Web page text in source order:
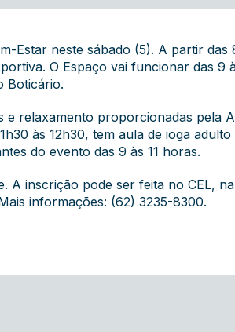
Estar neste sábado (5). A partir das
O Espaço vai funcionar das 9
Boticário.
e relaxamento proporcionadas pela
às 12h30, tem aula de ioga
do evento das 9 às 11 horas.
A inscrição pode ser feita no CEL,
informações: (62) 3235-8300.